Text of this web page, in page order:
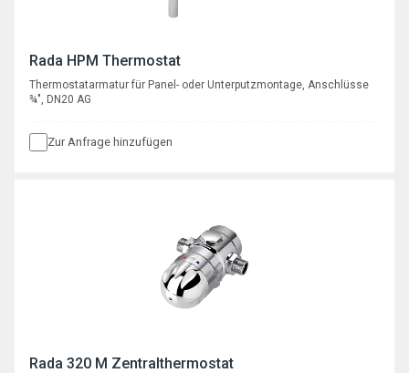
Rada HPM Thermostat
Thermostatarmatur für Panel- oder Unterputzmontage, Anschlüsse
¾", DN20 AG
Zur Anfrage hinzufügen
Rada 320 M Zentralthermostat